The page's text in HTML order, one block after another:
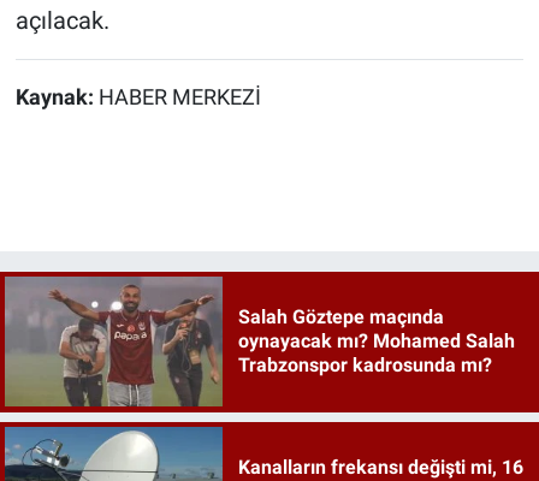
açılacak.
Kaynak: HABER MERKEZİ
Salah Göztepe maçında
oynayacak mı? Mohamed Salah
Trabzonspor kadrosunda mı?
Kanalların frekansı değişti mi, 16